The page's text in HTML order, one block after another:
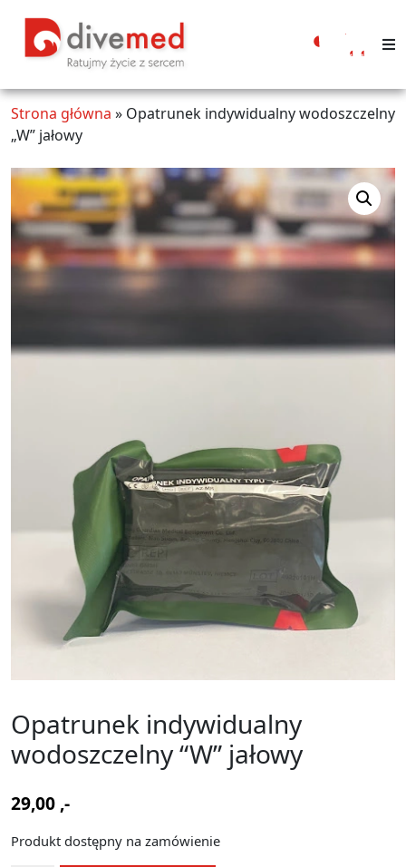
Moje
Strona główna » Opatrunek indywidualny wodoszczelny
„W” jałowy
Opatrunek indywidualny
wodoszczelny “W” jałowy
29,00 ,-
Produkt dostępny na zamówienie